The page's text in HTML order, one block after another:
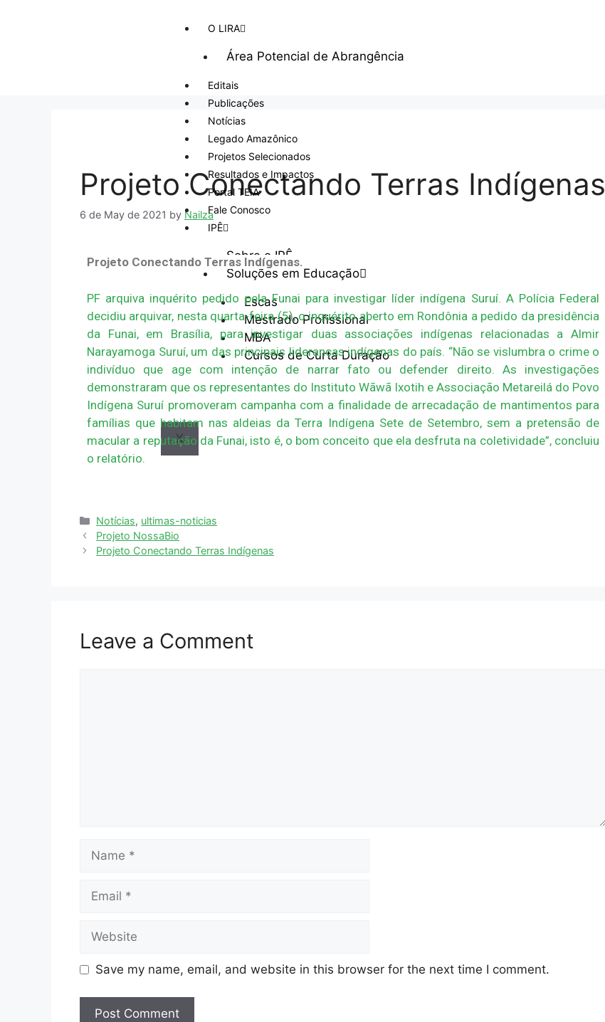
O LIRA
Área Potencial de Abrangência
Editais
Publicações
Notícias
Legado Amazônico
Projetos Selecionados
Resultados e Impactos
Portal TEIA
Fale Conosco
IPÊ
Sobre o IPÊ
Soluções em Educação
Escas
Mestrado Profissional
MBA
Cursos de Curta Duração
X
Projeto Conectando Terras Indígenas
6 de May de 2021 by Nailza
Projeto Conectando Terras Indígenas.
PF arquiva inquérito pedido pela Funai para investigar líder indígena Suruí. A Polícia Federal
decidiu arquivar, nesta quarta-feira (5), o inquérito aberto em Rondônia a pedido da presidência
da Funai, em Brasília, para investigar duas associações indígenas relacionadas a Almir
Narayamoga Suruí, um das principais lideranças indígenas do país. “Não se vislumbra o crime o
indivíduo que age com intenção de narrar fato ou defender direito. As investigações
demonstraram que os representantes do Instituto Wãwã Ixotih e Associação Metareilá do Povo
Indígena Suruí promoveram campanha com a finalidade de arrecadação de mantimentos para
famílias que habitam nas aldeias da Terra Indígena Sete de Setembro, sem a pretensão de
macular a reputação da Funai, isto é, o bom conceito que ela desfruta na coletividade”, concluiu
o relatório.
Notícias, ultimas-noticias
Projeto NossaBio
Projeto Conectando Terras Indígenas
Leave a Comment
Save my name, email, and website in this browser for the next time I comment.